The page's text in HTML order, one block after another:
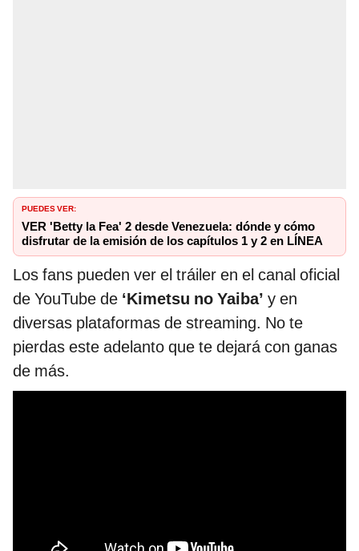
PUEDES VER:
VER 'Betty la Fea' 2 desde Venezuela: dónde y cómo
disfrutar de la emisión de los capítulos 1 y 2 en LÍNEA
Los fans pueden ver el tráiler en el canal oficial
de YouTube de ‘Kimetsu no Yaiba’ y en
diversas plataformas de streaming. No te
pierdas este adelanto que te dejará con ganas
de más.